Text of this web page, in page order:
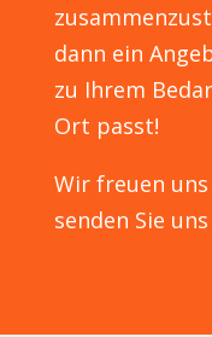
dann ein
zu Ihrem
Ort passt!
Wir freuen
senden Sie